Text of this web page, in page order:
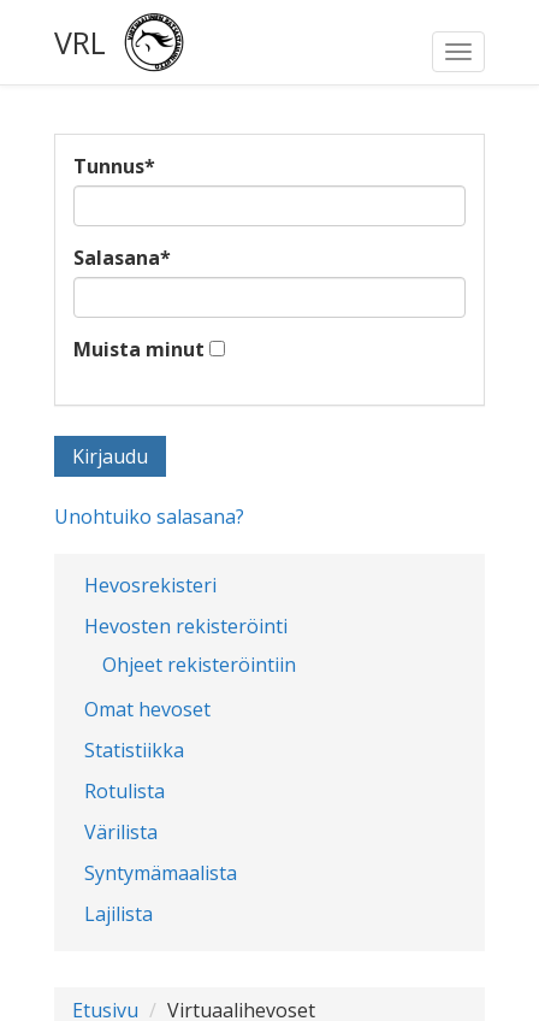
Toggle
VRL
Hevosrekisteri
Hevosten rekisteröinti
Ohjeet rekisteröintiin
Omat hevoset
Statistiikka
Rotulista
Värilista
Syntymämaalista
Lajilista
Tunnus*
Salasana*
Muista minut
Unohtuiko salasana?
Etusivu Virtuaalihevoset